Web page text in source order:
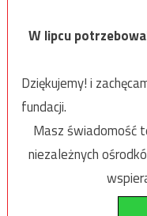
W lipcu
Dziękujemy! i
fundacji.
Masz świadomość
niezależnych